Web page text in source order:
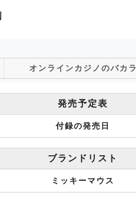
オンラインカジノのバカラ
発売予定表
付録の発売日
ブランドリスト
ミッキーマウス